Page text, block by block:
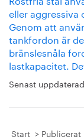
eller aggressiva
Genom att
tankfordon är
bränslesnåla
lastkapacitet.
Senast
Start Publicerat